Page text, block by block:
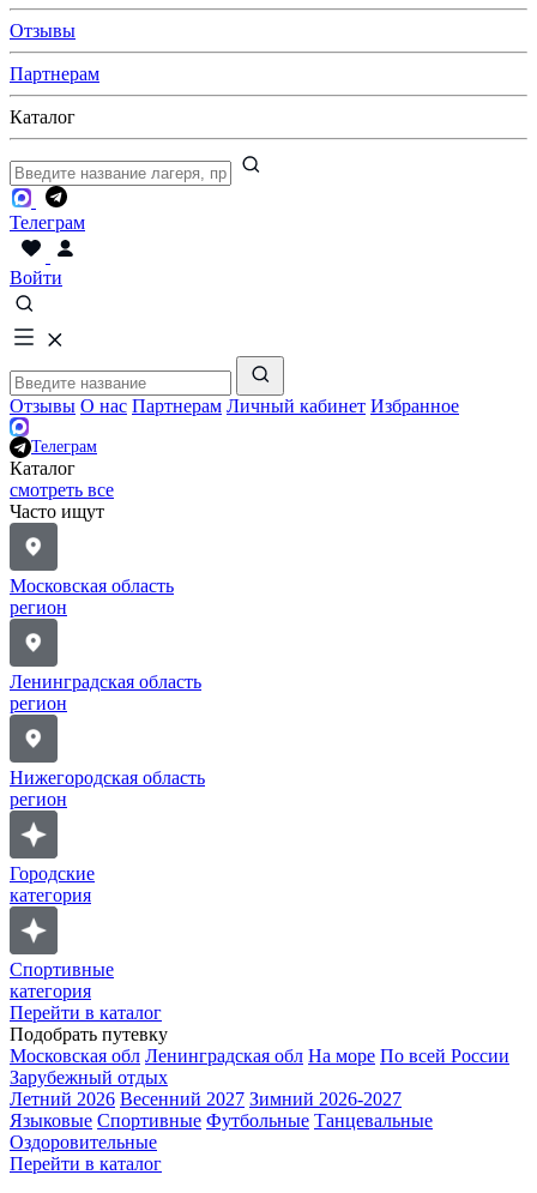
Отзывы
Партнерам
Каталог
Телеграм
Войти
Отзывы О нас Партнерам Личный кабинет Избранное
Телеграм
Каталог
смотреть все
Часто ищут
Московская область
регион
Ленинградская область
регион
Нижегородская область
регион
Городские
категория
Спортивные
категория
Перейти в каталог
Подобрать путевку
Московская обл Ленинградская обл На море По всей России
Зарубежный отдых
Летний 2026 Весенний 2027 Зимний 2026-2027
Языковые Спортивные Футбольные Танцевальные
Оздоровительные
Перейти в каталог